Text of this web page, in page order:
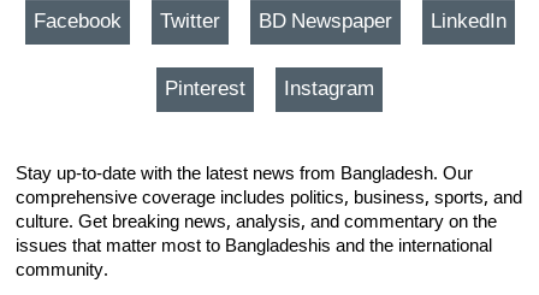
Facebook Twitter BD Newspaper LinkedIn
Pinterest Instagram
Stay up-to-date with the latest news from Bangladesh. Our
comprehensive coverage includes politics, business, sports, and
culture. Get breaking news, analysis, and commentary on the
issues that matter most to Bangladeshis and the international
community.